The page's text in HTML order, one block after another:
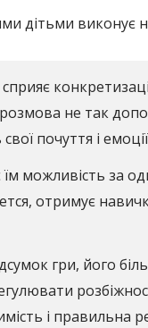
дітьми виконує
не так
почуття і
можливість за
отримує
гри, його
і правильна